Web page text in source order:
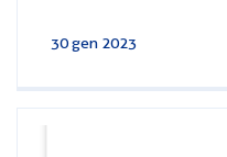
30 gen 2023